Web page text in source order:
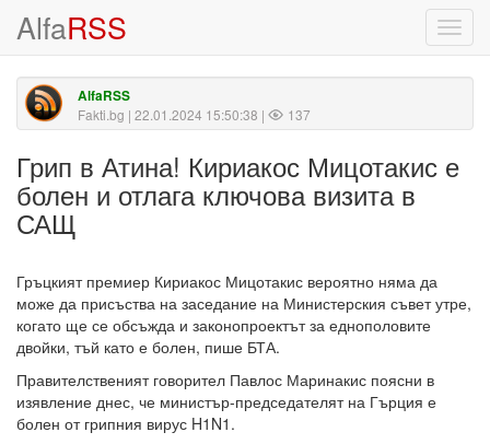
AlfaRSS
AlfaRSS
Fakti.bg | 22.01.2024 15:50:38 | 137
Грип в Атина! Кириакос Мицотакис е
болен и отлага ключова визита в
САЩ
Гръцкият премиер Кириакос Мицотакис вероятно няма да
може да присъства на заседание на Министерския съвет утре,
когато ще се обсъжда и законопроектът за еднополовите
двойки, тъй като е болен, пише БТА.
Правителственият говорител Павлос Маринакис поясни в
изявление днес, че министър-председателят на Гърция е
болен от грипния вирус H1N1.